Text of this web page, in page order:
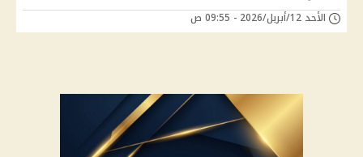
الأحد 12/أبريل/2026 - 09:55 ص